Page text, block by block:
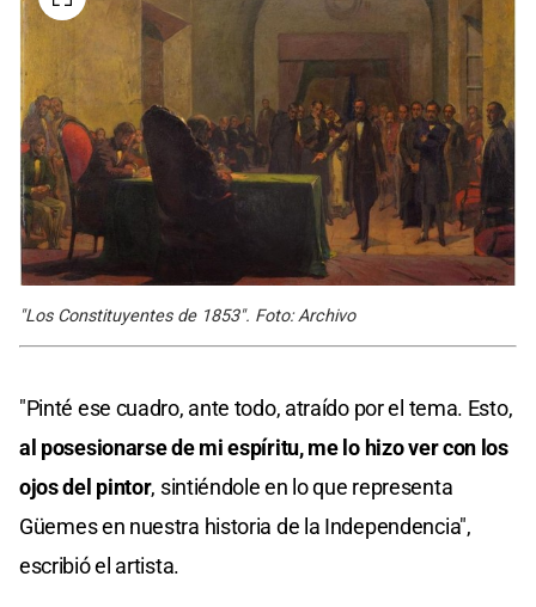
"Los Constituyentes de 1853". Foto: Archivo
"Pinté ese cuadro, ante todo, atraído por el tema. Esto,
al posesionarse de mi espíritu, me lo hizo ver con los
ojos del pintor, sintiéndole en lo que representa
Güemes en nuestra historia de la Independencia",
escribió el artista.